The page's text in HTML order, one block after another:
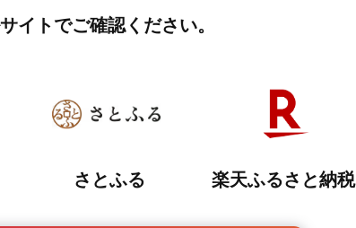
イトでご確認ください。
さとふる 楽天ふるさと納税